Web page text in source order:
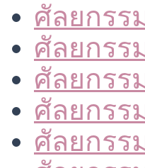
ศัลยกรร
ศัลยกรร
ศัลยกรร
ศัลยกรร
ศัลยกรร